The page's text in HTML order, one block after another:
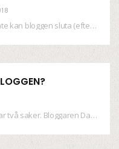
Nä hörni; inte kan bloggen sluta (eftersom jag så sällan uppdaterar skiten) i sånt supermoll.…
Anledningen att jag slutade blogga var två saker. Bloggaren Daniel skrev ut checkar som personen…